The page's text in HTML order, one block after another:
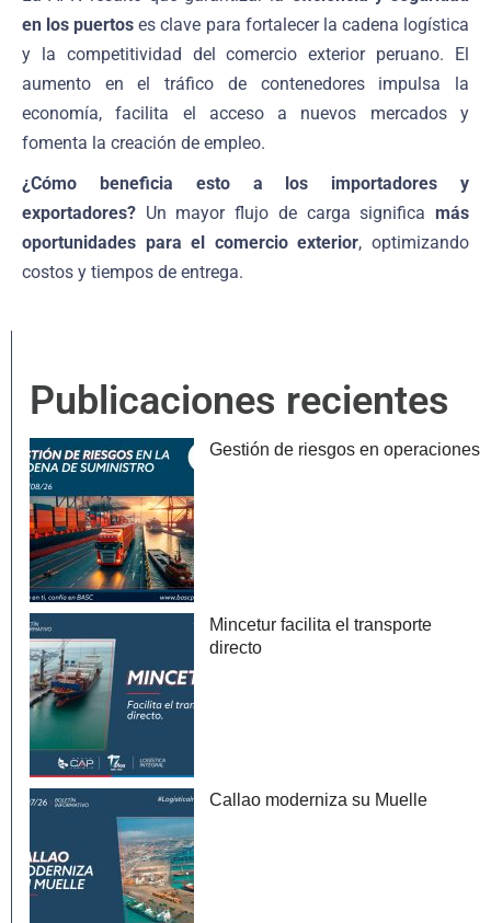
en los puertos es clave para fortalecer la cadena logística
y la competitividad del comercio exterior peruano. El
aumento en el tráfico de contenedores impulsa la
economía, facilita el acceso a nuevos mercados y
fomenta la creación de empleo.
¿Cómo beneficia esto a los importadores y
exportadores? Un mayor flujo de carga significa más
oportunidades para el comercio exterior, optimizando
costos y tiempos de entrega.
Publicaciones recientes
Gestión de riesgos en operaciones
Mincetur facilita el transporte
directo
Callao moderniza su Muelle